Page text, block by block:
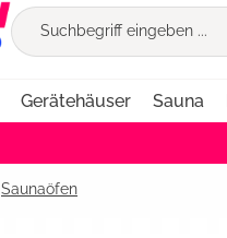
Gerätehäuser Sauna
Saunaöfen